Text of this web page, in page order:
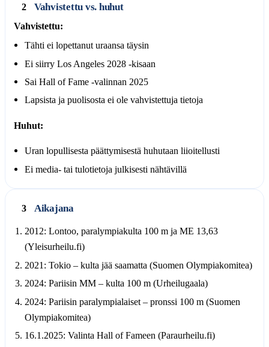
2
Vahvistettu vs. huhut
Vahvistettu:
Tähti ei lopettanut uraansa täysin
Ei siirry Los Angeles 2028 -kisaan
Sai Hall of Fame -valinnan 2025
Lapsista ja puolisosta ei ole vahvistettuja tietoja
Huhut:
Uran lopullisesta päättymisestä huhutaan liioitellusti
Ei media- tai tulotietoja julkisesti nähtävillä
3 Aikajana
2012: Lontoo, paralympiakulta 100 m ja ME 13,63
(Yleisurheilu.fi)
2021: Tokio – kulta jää saamatta (Suomen Olympiakomitea)
2024: Pariisin MM – kulta 100 m (Urheilugaala)
2024: Pariisin paralympialaiset – pronssi 100 m (Suomen
Olympiakomitea)
16.1.2025: Valinta Hall of Fameen (Paraurheilu.fi)